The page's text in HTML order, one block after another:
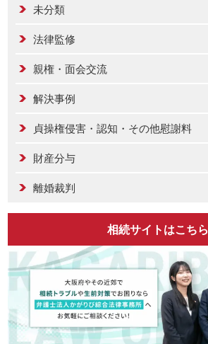
未分類
法律監修
親権・面会交流
解決事例
貞操権侵害・認知・その他慰謝料
財産分与
離婚裁判
相続サイトはこちら